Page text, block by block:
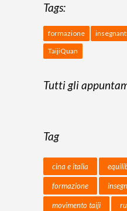
Tags:
formazione
TaijiQuan
Tutti gli
Tag
cina e italia
formazione
movimento taiji